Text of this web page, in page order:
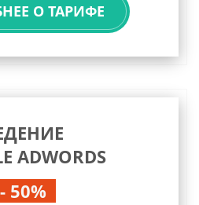
О ТАРИФЕ
ADWORDS
- 50%